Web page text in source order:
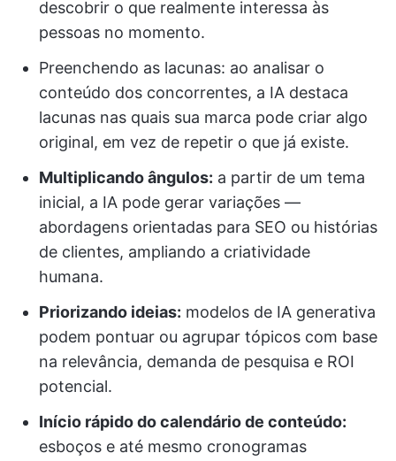
descobrir o que realmente interessa às
pessoas no momento.
Preenchendo as lacunas: ao analisar o
conteúdo dos concorrentes, a IA destaca
lacunas nas quais sua marca pode criar algo
original, em vez de repetir o que já existe.
Multiplicando ângulos: a partir de um tema
inicial, a IA pode gerar variações —
abordagens orientadas para SEO ou histórias
de clientes, ampliando a criatividade
humana.
Priorizando ideias: modelos de IA generativa
podem pontuar ou agrupar tópicos com base
na relevância, demanda de pesquisa e ROI
potencial.
Início rápido do calendário de conteúdo:
esboços e até mesmo cronogramas